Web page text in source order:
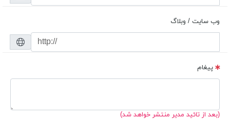
وب سایت / وبلاگ
پیغام
(بعد از تائید مدیر منتشر خواهد شد)